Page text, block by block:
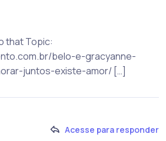
that Topic:
belo-e-gracyanne-
juntos-existe-amor/ […]
Acesse para responder